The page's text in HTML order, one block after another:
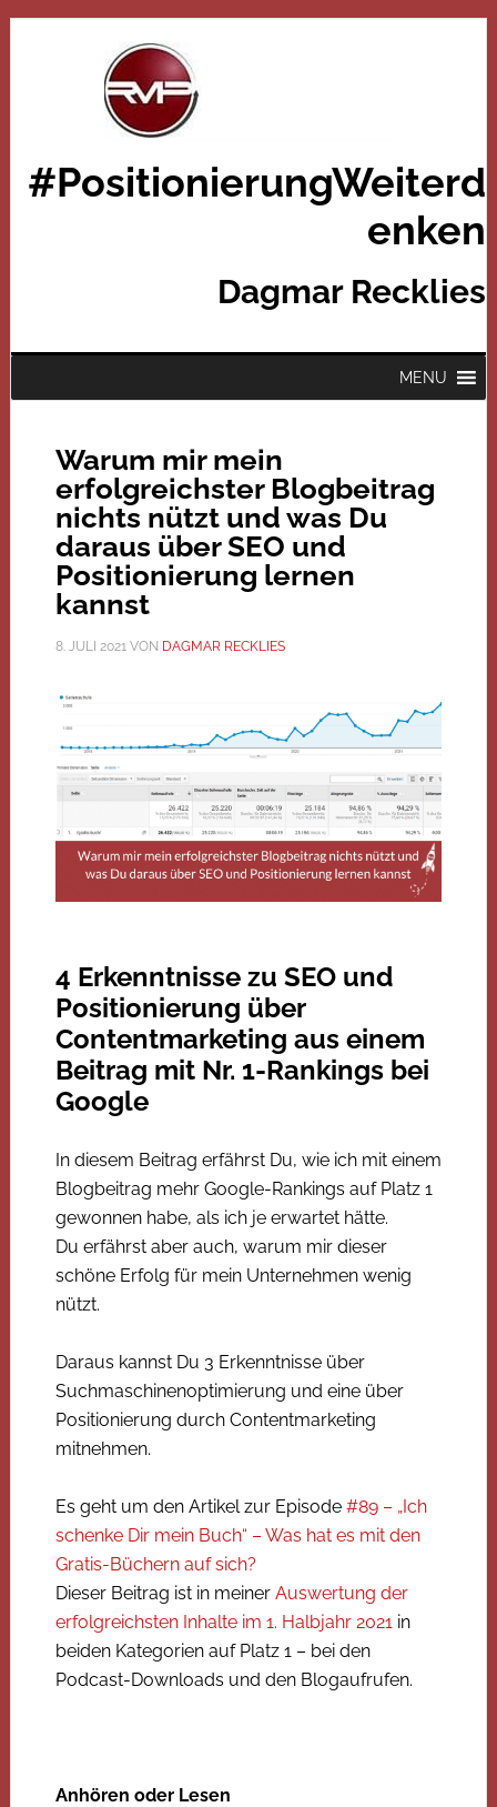
#PositionierungWeiterd
enken
Dagmar Recklies
MENU
Warum mir mein
erfolgreichster Blogbeitrag
nichts nützt und was Du
daraus über SEO und
Positionierung lernen
kannst
8. JULI 2021VON DAGMAR RECKLIES
4 Erkenntnisse zu SEO und
Positionierung über
Contentmarketing aus einem
Beitrag mit Nr. 1-Rankings bei
Google
In diesem Beitrag erfährst Du, wie ich mit einem
Blogbeitrag mehr Google-Rankings auf Platz 1
gewonnen habe, als ich je erwartet hätte.
Du erfährst aber auch, warum mir dieser
schöne Erfolg für mein Unternehmen wenig
nützt.
Daraus kannst Du 3 Erkenntnisse über
Suchmaschinenoptimierung und eine über
Positionierung durch Contentmarketing
mitnehmen.
Es geht um den Artikel zur Episode #89 – „Ich
schenke Dir mein Buch“ – Was hat es mit den
Gratis-Büchern auf sich?
Dieser Beitrag ist in meiner Auswertung der
erfolgreichsten Inhalte im 1. Halbjahr 2021 in
beiden Kategorien auf Platz 1 – bei den
Podcast-Downloads und den Blogaufrufen.
Anhören oder Lesen